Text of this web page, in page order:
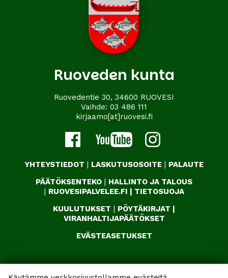
Ruoveden kunta
Ruovedentie 30, 34600 RUOVESI
Vaihde: 03 486 111
kirjaamo[at]ruovesi.fi
YHTEYSTIEDOT | LASKUTUSOSOITE | PALAUTE
PÄÄTÖKSENTEKO | HALLINTO JA TALOUS
| RUOVESIPALVELEE.FI | TIETOSUOJA
KUULUTUKSET | PÖYTÄKIRJAT |
VIRANHALTIJAPÄÄTÖKSET
EVÄSTEASETUKSET